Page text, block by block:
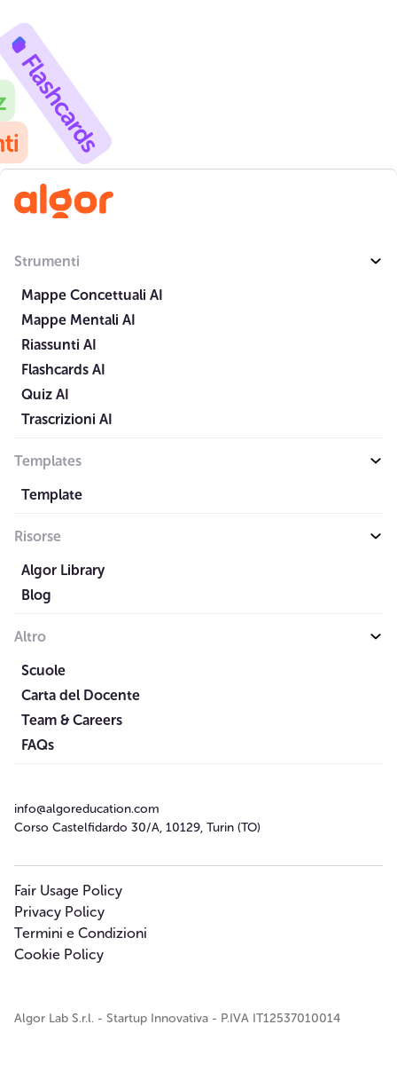
Strumenti
Mappe Concettuali AI
Mappe Mentali AI
Riassunti AI
Flashcards AI
Quiz AI
Trascrizioni AI
Templates
Template
Risorse
Algor Library
Blog
Altro
Scuole
Carta del Docente
Team & Careers
FAQs
info@algoreducation.com
Corso Castelfidardo 30/A, 10129, Turin (TO)
Algor Lab S.r.l. - Startup Innovativa - P.IVA IT12537010014
Fair Usage Policy
Privacy Policy
Termini e Condizioni
Cookie Policy